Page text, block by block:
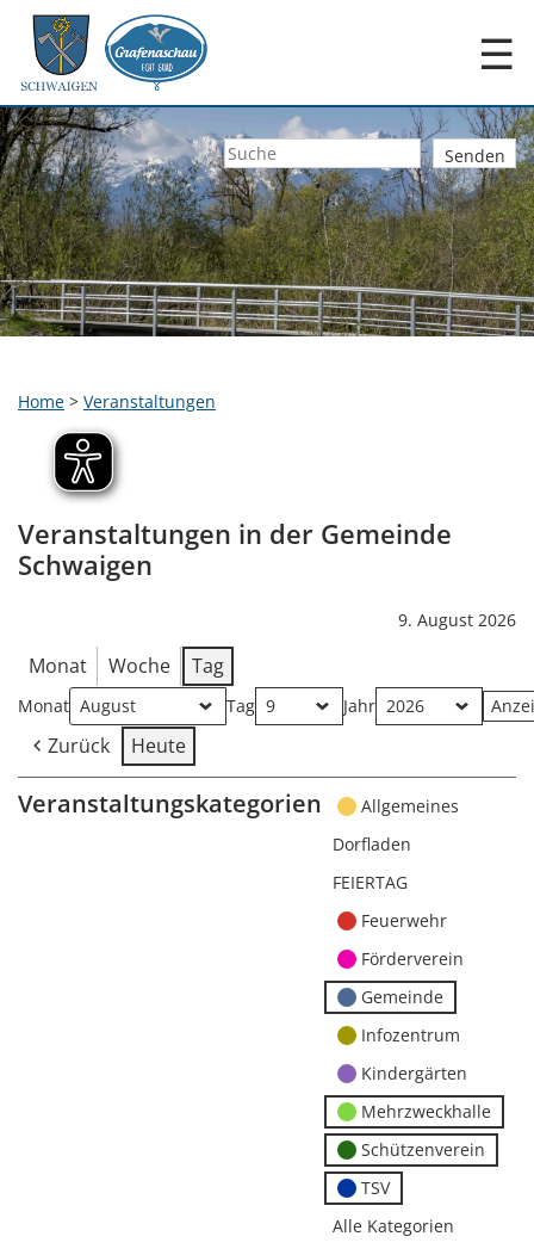
☰
Home > Veranstaltungen
Veranstaltungen in der Gemeinde
Schwaigen
9. August 2026
Monat Woche Tag
Monat Tag Jahr
Zurück Heute
Veranstaltungskategorien
Allgemeines
Dorfladen
FEIERTAG
Feuerwehr
Förderverein
Gemeinde
Infozentrum
Kindergärten
Mehrzweckhalle
Schützenverein
TSV
Alle Kategorien